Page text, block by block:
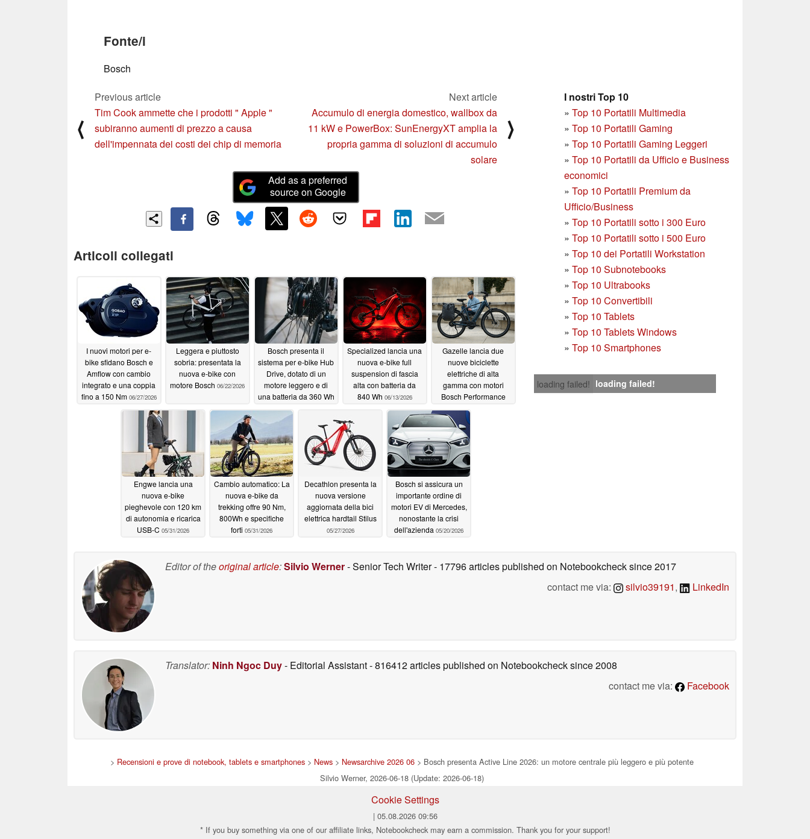
Fonte/i
Bosch
I nostri Top 10
» Top 10 Portatili Multimedia
» Top 10 Portatili Gaming
» Top 10 Portatili Gaming Leggeri
» Top 10 Portatili da Ufficio e Business
economici
» Top 10 Portatili Premium da
Ufficio/Business
» Top 10 Portatili sotto i 300 Euro
» Top 10 Portatili sotto i 500 Euro
» Top 10 dei Portatili Workstation
» Top 10 Subnotebooks
» Top 10 Ultrabooks
» Top 10 Convertibili
» Top 10 Tablets
» Top 10 Tablets Windows
» Top 10 Smartphones
⟨
Previous article
Tim Cook ammette che i prodotti " Apple "
subiranno aumenti di prezzo a causa
dell'impennata dei costi dei chip di memoria
Next article
Accumulo di energia domestico, wallbox da
11 kW e PowerBox: SunEnergyXT amplia la
propria gamma di soluzioni di accumulo
solare
⟩
loading failed! loading failed!
Add as a preferred
source on Google
Articoli collegati
I nuovi motori per e-
bike sfidano Bosch e
Amflow con cambio
integrato e una coppia
fino a 150 Nm 06/27/2026
Leggera e piuttosto
sobria: presentata la
nuova e-bike con
motore Bosch 06/22/2026
Bosch presenta il
sistema per e-bike Hub
Drive, dotato di un
motore leggero e di
una batteria da 360 Wh
06/19/2026
Specialized lancia una
nuova e-bike full
suspension di fascia
alta con batteria da
840 Wh 06/13/2026
Gazelle lancia due
nuove biciclette
elettriche di alta
gamma con motori
Bosch Performance
Engwe lancia una
nuova e-bike
pieghevole con 120 km
di autonomia e ricarica
USB-C 05/31/2026
Cambio automatico: La
nuova e-bike da
trekking offre 90 Nm,
800Wh e specifiche
forti 05/31/2026
Decathlon presenta la
nuova versione
aggiornata della bici
elettrica hardtail Stilus
05/27/2026
Bosch si assicura un
importante ordine di
motori EV di Mercedes,
nonostante la crisi
dell'azienda 05/20/2026
Editor of theoriginal article:Silvio Werner- Senior Tech Writer- 17796 articles published on Notebookchecksince 2017
contact me via:
silvio39191, LinkedIn
Translator: Ninh Ngoc Duy- Editorial Assistant- 816412 articles published on Notebookchecksince 2008
contact me via:
Facebook
> Recensioni e prove di notebook, tablets e smartphones > News > Newsarchive 2026 06 > Bosch presenta Active Line 2026: un motore centrale più leggero e più potente
Silvio Werner, 2026-06-18 (Update: 2026-06-18)
Cookie Settings
| 05.08.2026 09:56
* If you buy something via one of our affiliate links, Notebookcheck may earn a commission. Thank you for your support!